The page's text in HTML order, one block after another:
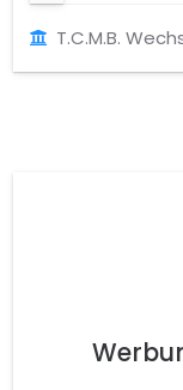
T.C.M.B.